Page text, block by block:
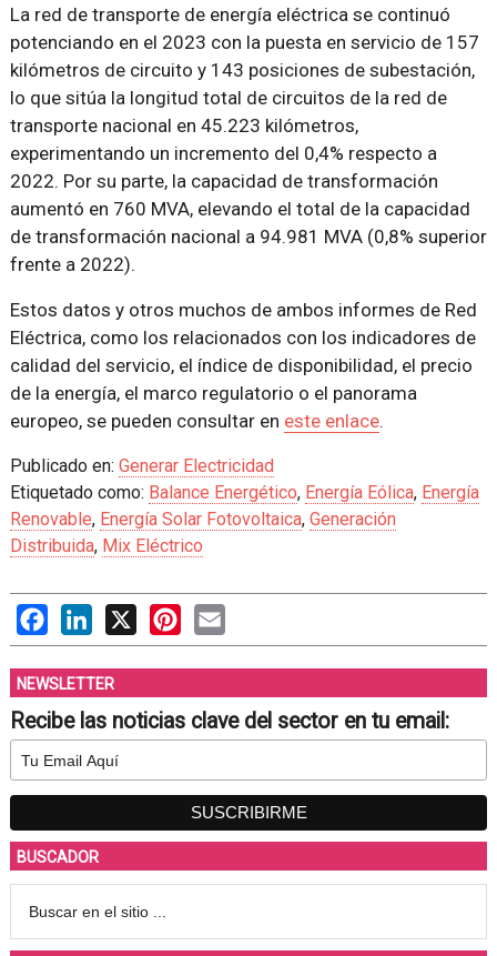
La red de transporte de energía eléctrica se continuó
potenciando en el 2023 con la puesta en servicio de 157
kilómetros de circuito y 143 posiciones de subestación,
lo que sitúa la longitud total de circuitos de la red de
transporte nacional en 45.223 kilómetros,
experimentando un incremento del 0,4% respecto a
2022. Por su parte, la capacidad de transformación
aumentó en 760 MVA, elevando el total de la capacidad
de transformación nacional a 94.981 MVA (0,8% superior
frente a 2022).
Estos datos y otros muchos de ambos informes de Red
Eléctrica, como los relacionados con los indicadores de
calidad del servicio, el índice de disponibilidad, el precio
de la energía, el marco regulatorio o el panorama
europeo, se pueden consultar en este enlace.
Publicado en: Generar Electricidad
Etiquetado como: Balance Energético, Energía Eólica, Energía
Renovable, Energía Solar Fotovoltaica, Generación
Distribuida, Mix Eléctrico
FacebookLinkedIn Pinterest
NEWSLETTER
Recibe las noticias clave del sector en tu email:
BUSCADOR